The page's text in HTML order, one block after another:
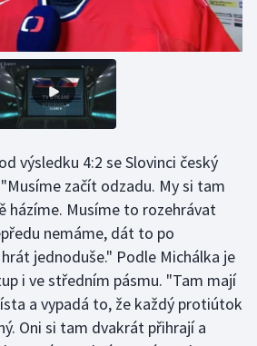
výsledku 4:2 se Slovinci český
začít odzadu. My si tam
házíme. Musíme to rozehrávat
nemáme, dát to po
jednoduše." Podle Michálka je
i ve středním pásmu. "Tam mají
a vypadá to, že každý protiútok
Oni si tam dvakrát přihrají a